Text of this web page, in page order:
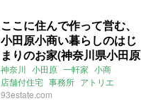
ここに住んで作って営む、
小田原小商い暮らしのはじ
まりのお家(神奈川県小田原
市30㎡の賃貸物件)
神奈川 小田原 一軒家 小商
店舗付住宅 事務所 アトリエ
93estate.com